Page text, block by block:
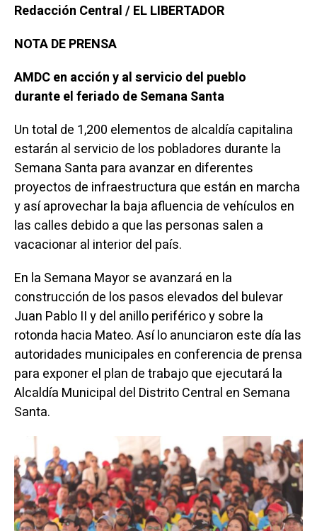
Redacción Central / EL LIBERTADOR
NOTA DE PRENSA
AMDC en acción y al servicio del pueblo
durante el feriado de Semana Santa
Un total de 1,200 elementos de alcaldía capitalina
estarán al servicio de los pobladores durante la
Semana Santa para avanzar en diferentes
proyectos de infraestructura que están en marcha
y así aprovechar la baja afluencia de vehículos en
las calles debido a que las personas salen a
vacacionar al interior del país.
En la Semana Mayor se avanzará en la
construcción de los pasos elevados del bulevar
Juan Pablo II y del anillo periférico y sobre la
rotonda hacia Mateo. Así lo anunciaron este día las
autoridades municipales en conferencia de prensa
para exponer el plan de trabajo que ejecutará la
Alcaldía Municipal del Distrito Central en Semana
Santa.